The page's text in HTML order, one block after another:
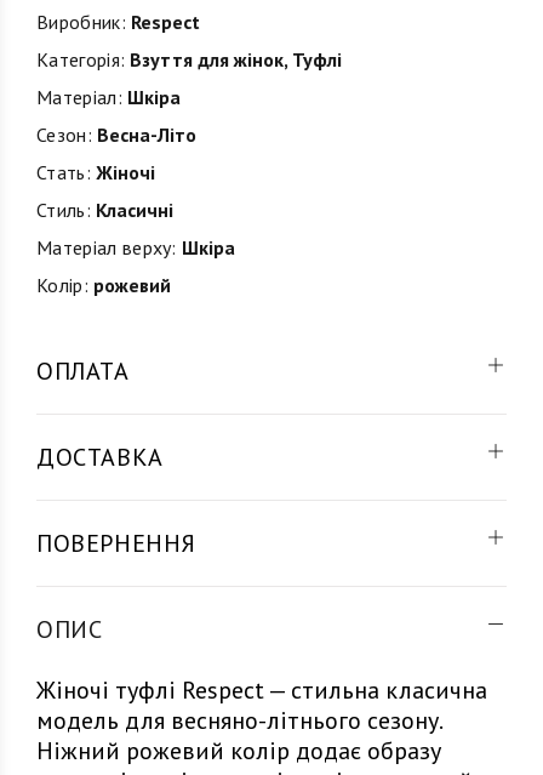
Виробник: Respect
Категорія: Взуття для жінок, Туфлі
Матеріал: Шкіра
Сезон: Весна-Літо
Стать: Жіночі
Стиль: Класичні
Матеріал верху: Шкіра
Колір: рожевий
ОПЛАТА
ДОСТАВКА
ПОВЕРНЕННЯ
ОПИС
Жіночі туфлі Respect — стильна класична
модель для весняно-літнього сезону.
Ніжний рожевий колір додає образу